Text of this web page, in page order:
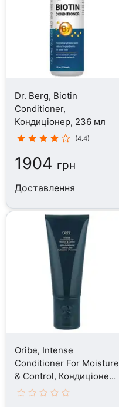
Dr. Berg, Biotin
Conditioner,
Кондиціонер, 236 мл
(4.4)
1904 грн
Доставлення
Oribe, Intense
Conditioner For Moisture
& Control, Кондиціонер,
200 мл